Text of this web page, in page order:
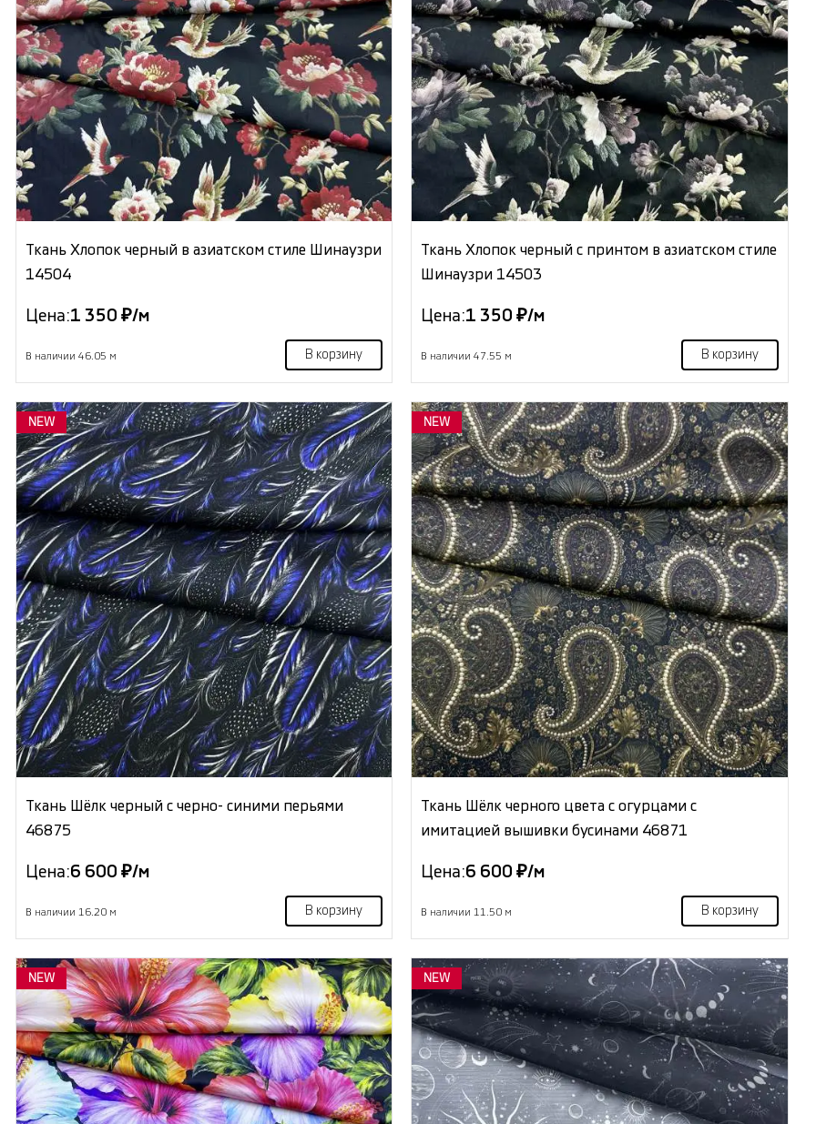
Ткань Хлопок черный в азиатском стиле Шинаузри
14504
Цена:1 350 ₽/м
В наличии 46.05 м В корзину
Ткань Хлопок черный с принтом в азиатском стиле
Шинаузри 14503
Цена:1 350 ₽/м
В наличии 47.55 м В корзину
NEW
Ткань Шёлк черный с черно- синими перьями
46875
Цена:6 600 ₽/м
В наличии 16.20 м В корзину
NEW
Ткань Шёлк черного цвета с огурцами с
имитацией вышивки бусинами 46871
Цена:6 600 ₽/м
В наличии 11.50 м В корзину
NEW NEW